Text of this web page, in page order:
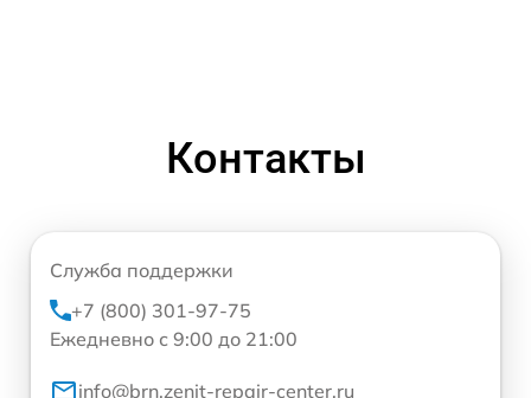
Контакты
Служба поддержки
+7 (800) 301-97-75
Ежедневно с 9:00 до 21:00
info@brn.zenit-repair-center.ru